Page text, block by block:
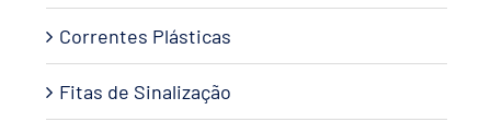
Correntes Plásticas
Fitas de Sinalização